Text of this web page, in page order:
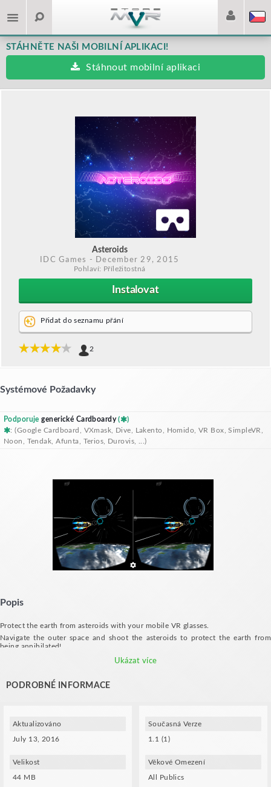
STÁHNĚTE NAŠI MOBILNÍ APLIKACI!
Stáhnout mobilní aplikaci
Asteroids
IDC Games
- December 29, 2015
Pohlaví: Příležitostná
Instalovat
Přidat do seznamu přání
2
Systémové Požadavky
Podporujegenerické Cardboardy(
)
: (Google Cardboard, VXmask, Dive, Lakento, Homido, VR Box, SimpleVR,
Noon, Tendak, Afunta, Terios, Durovis, ...)
Popis
Protect the earth from asteroids with your mobile VR glasses.
Navigate the outer space and shoot the asteroids to protect the earth from
being annihilated!
Go through the circles to gain extra points.
Ukázat více
PODROBNÉ INFORMACE
Aktualizováno
July 13, 2016
Velikost
44 MB
Současná Verze
1.1 (1)
Věkové Omezení
All Publics